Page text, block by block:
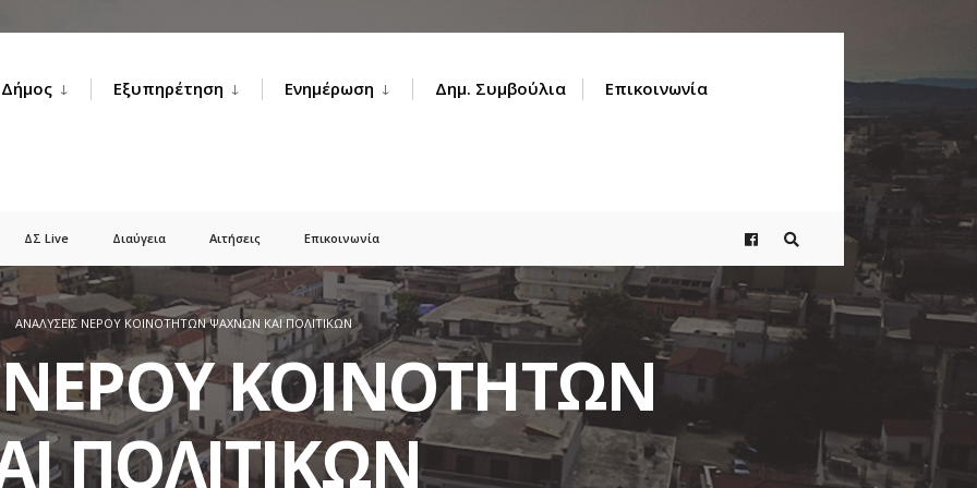
Δήμος Εξυπηρέτηση Ενημέρωση Δημ. Συμβούλια Επικοινωνία
ΔΣ Live Διαύγεια Αιτήσεις Επικοινωνία
ΑΝΑΛΥΣΕΙΣ ΝΕΡΟΥ ΚΟΙΝΟΤΗΤΩΝ ΨΑΧΝΩΝ ΚΑΙ ΠΟΛΙΤΙΚΩΝ
ΝΕΡΟΥ ΚΟΙΝΟΤΗΤΩΝ
ΠΟΛΙΤΙΚΩΝ